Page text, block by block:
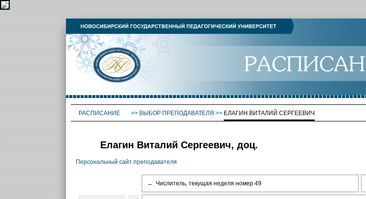
РАСПИСАНИЕ >> ВЫБОР ПРЕПОДАВАТЕЛЯ >> ЕЛАГИН ВИТАЛИЙ СЕРГЕЕВИЧ
Елагин Виталий Сергеевич, доц.
Персональный сайт преподавателя
← Числитель, текущая неделя номер 49